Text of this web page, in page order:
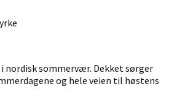
nordisk sommervær. Dekket sørger
og hele veien til høstens